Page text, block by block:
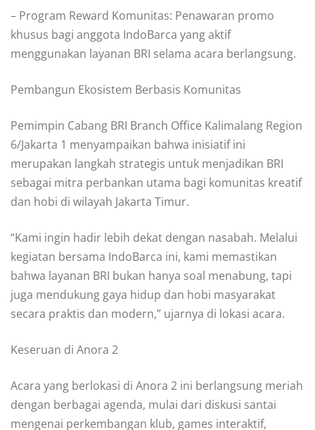
– Program Reward Komunitas: Penawaran promo
khusus bagi anggota IndoBarca yang aktif
menggunakan layanan BRI selama acara berlangsung.
Pembangun Ekosistem Berbasis Komunitas
Pemimpin Cabang BRI Branch Office Kalimalang Region
6/Jakarta 1 menyampaikan bahwa inisiatif ini
merupakan langkah strategis untuk menjadikan BRI
sebagai mitra perbankan utama bagi komunitas kreatif
dan hobi di wilayah Jakarta Timur.
“Kami ingin hadir lebih dekat dengan nasabah. Melalui
kegiatan bersama IndoBarca ini, kami memastikan
bahwa layanan BRI bukan hanya soal menabung, tapi
juga mendukung gaya hidup dan hobi masyarakat
secara praktis dan modern,” ujarnya di lokasi acara.
Keseruan di Anora 2
Acara yang berlokasi di Anora 2 ini berlangsung meriah
dengan berbagai agenda, mulai dari diskusi santai
mengenai perkembangan klub, games interaktif,